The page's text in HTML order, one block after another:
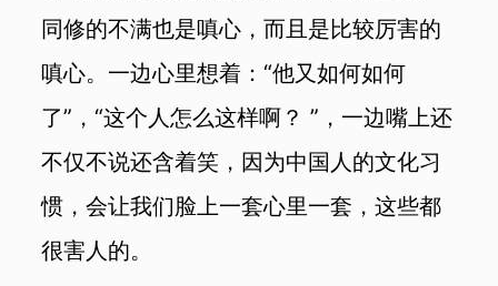
同修的不满也是嗔心，而且是比较厉害的
嗔心。一边心里想着：“他又如何如何
了”，“这个人怎么这样啊？ ”，一边嘴上还
不仅不说还含着笑，因为中国人的文化习
惯，会让我们脸上一套心里一套，这些都
很害人的。